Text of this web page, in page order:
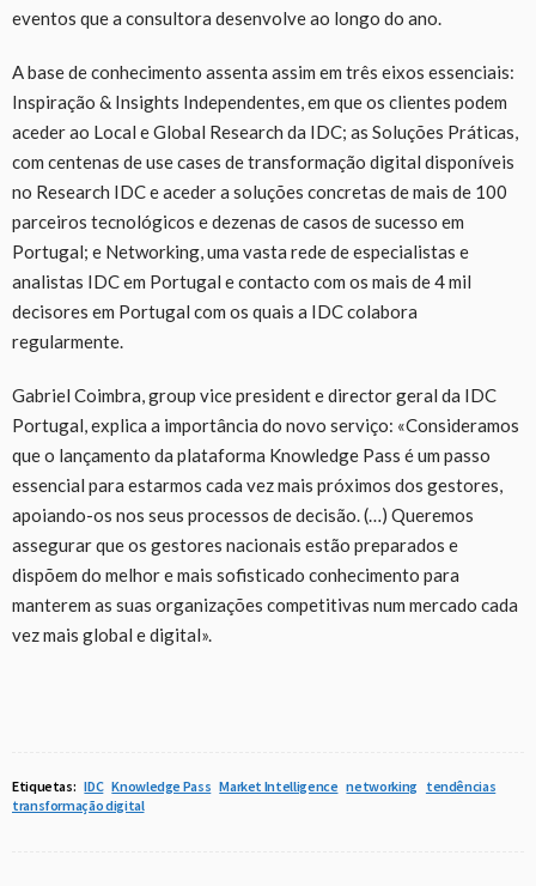
eventos que a consultora desenvolve ao longo do ano.
A base de conhecimento assenta assim em três eixos essenciais:
Inspiração & Insights Independentes, em que os clientes podem
aceder ao Local e Global Research da IDC; as Soluções Práticas,
com centenas de use cases de transformação digital disponíveis
no Research IDC e aceder a soluções concretas de mais de 100
parceiros tecnológicos e dezenas de casos de sucesso em
Portugal; e Networking, uma vasta rede de especialistas e
analistas IDC em Portugal e contacto com os mais de 4 mil
decisores em Portugal com os quais a IDC colabora
regularmente.
Gabriel Coimbra, group vice president e director geral da IDC
Portugal, explica a importância do novo serviço: «Consideramos
que o lançamento da plataforma Knowledge Pass é um passo
essencial para estarmos cada vez mais próximos dos gestores,
apoiando-os nos seus processos de decisão. (…) Queremos
assegurar que os gestores nacionais estão preparados e
dispõem do melhor e mais sofisticado conhecimento para
manterem as suas organizações competitivas num mercado cada
vez mais global e digital».
Etiquetas: IDC Knowledge Pass Market Intelligence networking tendências
transformação digital